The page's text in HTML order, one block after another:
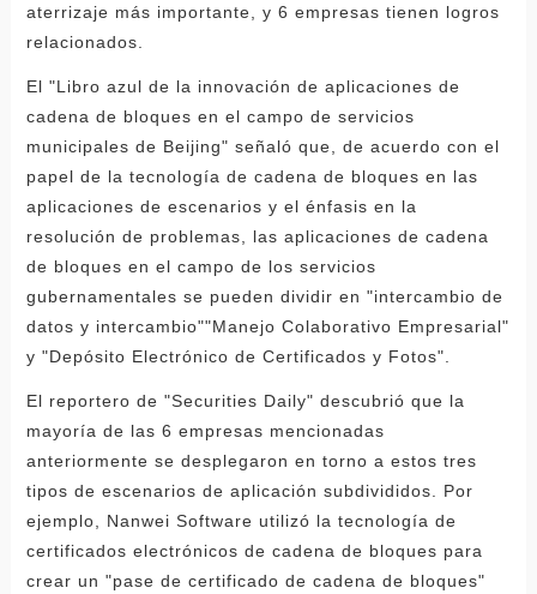
aterrizaje más importante, y 6 empresas tienen logros
relacionados.
El "Libro azul de la innovación de aplicaciones de
cadena de bloques en el campo de servicios
municipales de Beijing" señaló que, de acuerdo con el
papel de la tecnología de cadena de bloques en las
aplicaciones de escenarios y el énfasis en la
resolución de problemas, las aplicaciones de cadena
de bloques en el campo de los servicios
gubernamentales se pueden dividir en "intercambio de
datos y intercambio""Manejo Colaborativo Empresarial"
y "Depósito Electrónico de Certificados y Fotos".
El reportero de "Securities Daily" descubrió que la
mayoría de las 6 empresas mencionadas
anteriormente se desplegaron en torno a estos tres
tipos de escenarios de aplicación subdivididos. Por
ejemplo, Nanwei Software utilizó la tecnología de
certificados electrónicos de cadena de bloques para
crear un "pase de certificado de cadena de bloques"